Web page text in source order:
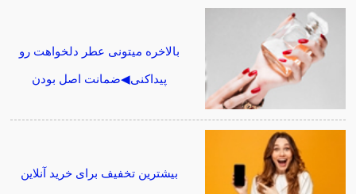
بالاخره میتونی عطر دلخواهت رو
پیداکنی◀ضمانت اصل بودن
بیشترین تخفیف برای خرید آنلاین